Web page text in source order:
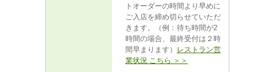
トオーダーの時間より早めに
ご入店を締め切らせていただ
きます。（例：待ち時間が2
時間の場合、最終受付は２時
間早まります） レストラン営
業状況 こちら ＞＞